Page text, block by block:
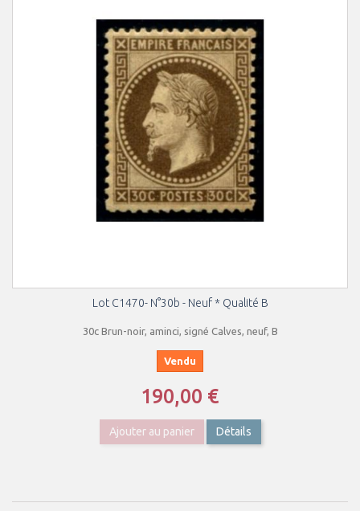
Lot C1470- N°30b - Neuf * Qualité B
30c Brun-noir, aminci, signé Calves, neuf, B
Vendu
190,00 €
Ajouter au panier Détails